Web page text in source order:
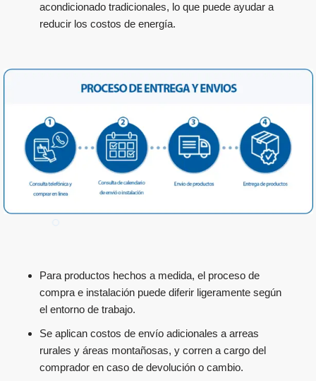
acondicionado tradicionales, lo que puede ayudar a
reducir los costos de energía.
Para productos hechos a medida, el proceso de
compra e instalación puede diferir ligeramente según
el entorno de trabajo.
Se aplican costos de envío adicionales a arreas
rurales y áreas montañosas, y corren a cargo del
comprador en caso de devolución o cambio.